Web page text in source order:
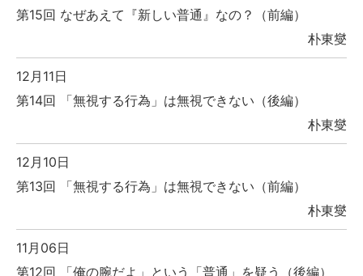
第15回 なぜあえて『新しい普通』なの？（前編）
朴東燮
12月11日
第14回 「無視する行為」は無視できない（後編）
朴東燮
12月10日
第13回 「無視する行為」は無視できない（前編）
朴東燮
11月06日
第12回 「俺の腕だよ」という「普通」を疑う（後編）